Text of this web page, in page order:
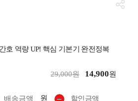
호 역량 UP! 핵심 기본기 완전정복
29,000원
14,900원
배송금액 원 할인금액